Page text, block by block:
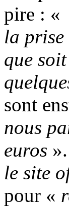
pire : «
la prise
que
sont
nous
euros
le site
pour «